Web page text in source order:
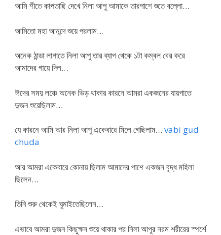
আমি শীতে কাপতাছি দেখে নিলা আপু আমাকে তারপাশে শুতে বল্লো…
আমিতো মহা আনন্দে শুয়ে পরলাম…
অনেক ঠান্ডা লাগাতে নিলা আপু তার ব্যাগ থেকে ১টা কম্বল বের করে
আমাদের গায়ে দিল…
ঈদের সময় লঞ্চে অনেক ভিড় থাকার কারনে আমরা একজনের যায়গাতে
দুজন শুয়েছিলাম…
যে কারনে আমি আর নিলা আপু একেবারে মিলে গেছিলাম… vabi gud
chuda
আর আমরা একেবারে কোনায় ছিলাম আমাদের পাশে একজন বৃদ্ধ মহিলা
ছিলেন…
তিনি শুরু থেকেই ঘুমাইতেছিলেন…
এভাবে আমরা দুজন কিছুক্ষন শুয়ে থাকার পর নিলা আপুর নরম শরীরের স্পর্শে